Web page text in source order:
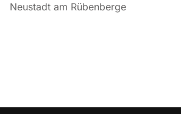
Neu­stadt am Rübenberge